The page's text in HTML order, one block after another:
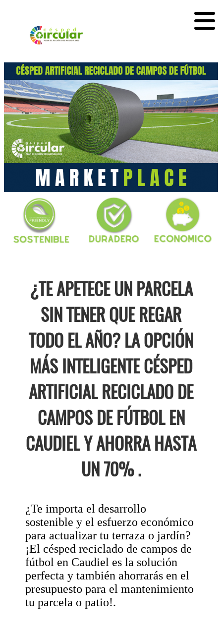
¿TE APETECE UN PARCELA
SIN TENER QUE REGAR
TODO EL AÑO? LA OPCIÓN
MÁS INTELIGENTE CÉSPED
ARTIFICIAL RECICLADO DE
CAMPOS DE FÚTBOL EN
CAUDIEL Y AHORRA HASTA
UN 70% .
¿Te importa el desarrollo
sostenible y el esfuerzo económico
para actualizar tu terraza o jardín?
¡El césped reciclado de campos de
fútbol en Caudiel es la solución
perfecta y también ahorrarás en el
presupuesto para el mantenimiento
tu parcela o patio!.